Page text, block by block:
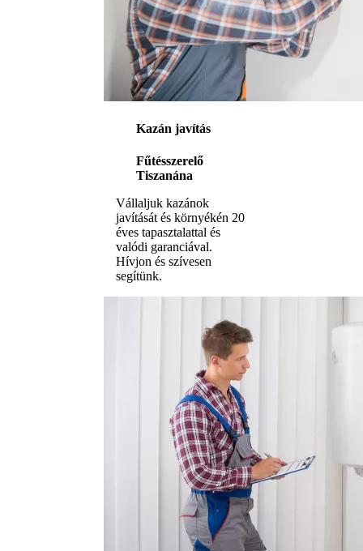
Kazán javítás
Fűtésszerelő
Tiszanána
Vállaljuk kazánok
javítását és környékén 20
éves tapasztalattal és
valódi garanciával.
Hívjon és szívesen
segítünk.